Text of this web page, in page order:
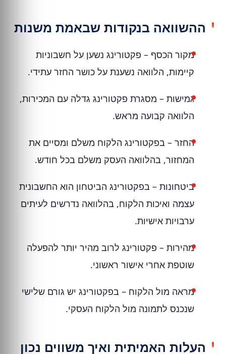
ההשוואה בנקודות שבאמת משנות
מקור הכסף – פקטורינג נשען על חשבוניות
קיימות, הלוואה נשענת על כושר החזר עתידי.
גמישות – מסגרת פקטורינג גדלה עם המכירות,
הלוואה קבועה מראש.
החזר – בפקטורינג הלקוח משלם ומסיים את
המחזור, בהלוואה העסק משלם בכל חודש.
ביטחונות – בפקטורינג הביטחון הוא החשבונית
עצמה ואיכות הלקוח, בהלוואה נדרשים לעיתים
ערבויות אישיות.
מהירות – פקטורינג לרוב מהיר יותר להפעלה
שוטפת אחרי אישור ראשוני.
מראה מול הלקוח – בפקטורינג יש גורם שלישי
שנכנס לתמונה מול הלקוח העסקי.
העלות האמיתית ואיך משווים נכון